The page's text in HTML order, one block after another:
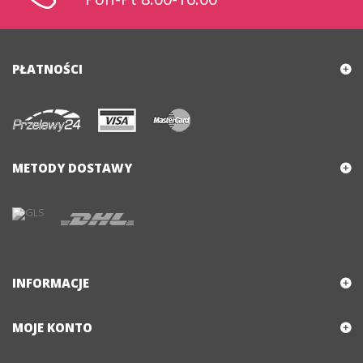
PŁATNOŚCI
METODY DOSTAWY
INFORMACJE
MOJE KONTO